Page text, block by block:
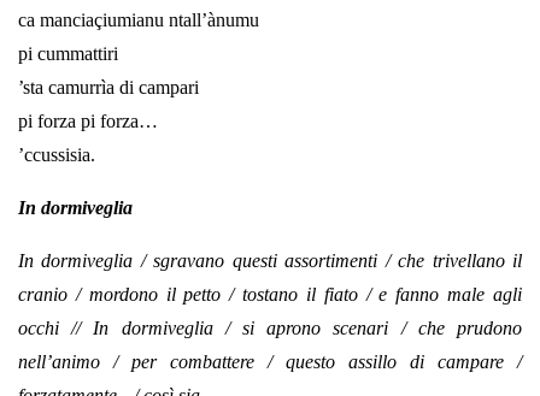
ca manciaçiumianu ntall’ànumu
pi cummattiri
’sta camurrìa di campari
pi forza pi forza…
’ccussisia.
In dormiveglia
In dormiveglia / sgravano questi assortimenti / che trivellano il
cranio / mordono il petto / tostano il fiato / e fanno male agli
occhi // In dormiveglia / si aprono scenari / che prudono
nell’animo / per combattere / questo assillo di campare /